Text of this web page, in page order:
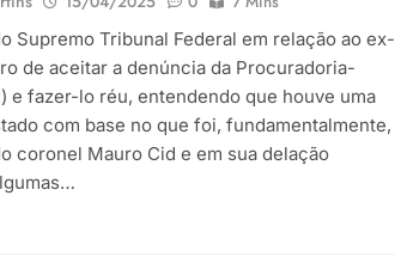
Supremo Tribunal Federal em relação ao ex-
de aceitar a denúncia da Procuradoria-
e fazer-lo réu, entendendo que houve uma
com base no que foi, fundamentalmente,
coronel Mauro Cid e em sua delação